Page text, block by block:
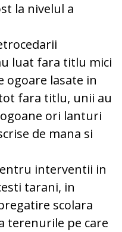
la nivelul a
luat fara titlu mici
ogoare lasate in
fara titlu, unii au
ori lanturi
de mana si
interventii in
tarani, in
scolara
terenurile pe care